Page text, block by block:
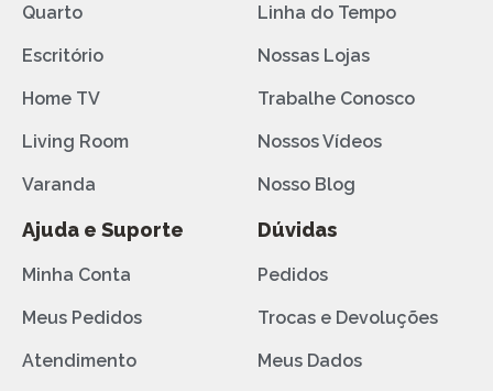
Quarto
Escritório
Home TV
Living Room
Varanda
Linha do Tempo
Nossas Lojas
Trabalhe Conosco
Nossos Vídeos
Nosso Blog
Ajuda e Suporte
Minha Conta
Meus Pedidos
Atendimento
Dúvidas
Pedidos
Trocas e Devoluções
Meus Dados